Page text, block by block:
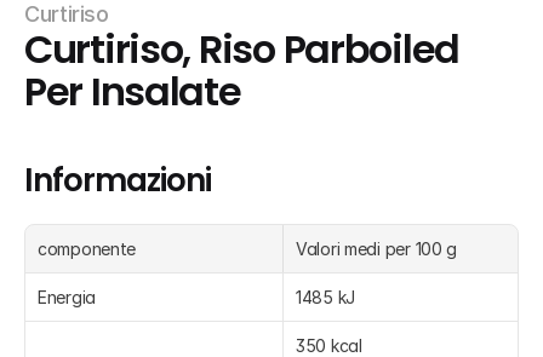
Curtiriso
Curtiriso, Riso Parboiled
Per Insalate
Informazioni
componente Valori medi per 100 g
Energia 1485 kJ
350 kcal